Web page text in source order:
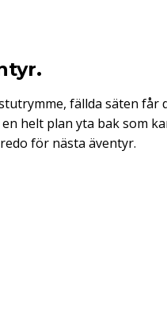
fällda säten får
helt plan yta bak som
för nästa äventyr.